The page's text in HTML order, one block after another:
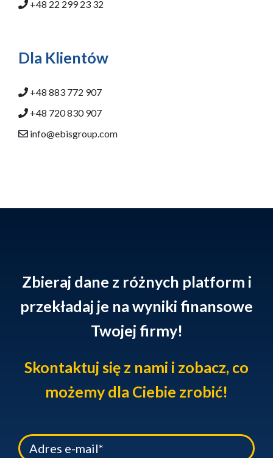
+48 22 299 23 32
Dla Klientów
+48 883 772 907
+48 720 830 907
info@ebisgroup.com
Zbieraj dane z różnych platform i
przekładaj je na wyniki finansowe
Twojej firmy!
Skontaktuj się z nami i zobacz, co
możemy dla Ciebie zrobić!